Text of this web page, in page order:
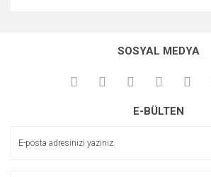
kullanarak tarafımıza iletebilirsiniz.
Görüş ve önerileriniz için teşekkür ederiz.
Ürün açıklamasında eksik bilgiler bulunuyor.
SOSYAL MEDYA
E-BÜLTEN